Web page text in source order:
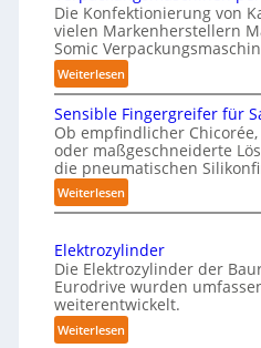
e
n
n
P
h
y
a
s
t
l
c
h
e
I
l
Die Konfektionierung von
vielen Markenherstellern
Somic
Weiterlesen:
M
a
g
a
z
i
-
B
e
l
Sensible Fingergreifer für
Ob empfindlicher
oder maßgeschneiderte
die pneumatischen
Weiterlesen:
S
n
s
i
b
l
Elektrozylinder
Die Elektrozylinder der
Eurodrive wurden
weiterentwickelt.
Weiterlesen: